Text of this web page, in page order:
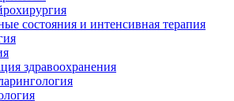
состояния и интенсивная терапия
здравоохранения